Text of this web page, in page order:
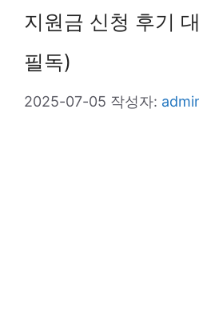
지원금 신청 후기
필독)
2025-07-05 작성자: